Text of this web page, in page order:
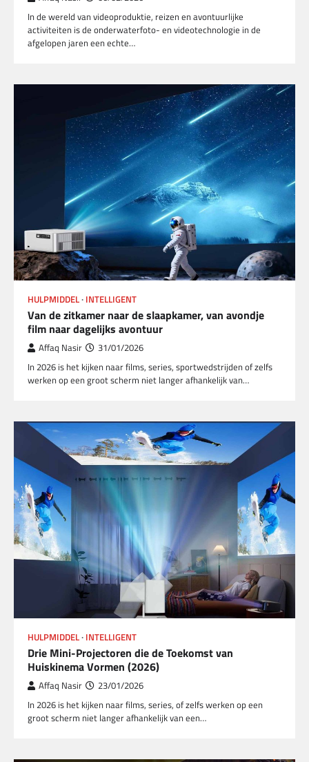
In de wereld van videoproduktie, reizen en avontuurlijke
activiteiten is de onderwaterfoto- en videotechnologie in de
afgelopen jaren een echte…
HULPMIDDEL INTELLIGENT
Van de zitkamer naar de slaapkamer, van avondje
film naar dagelijks avontuur
Affaq Nasir 31/01/2026
In 2026 is het kijken naar films, series, sportwedstrijden of zelfs
werken op een groot scherm niet langer afhankelijk van…
HULPMIDDEL INTELLIGENT
Drie Mini-Projectoren die de Toekomst van
Huiskinema Vormen (2026)
Affaq Nasir 23/01/2026
In 2026 is het kijken naar films, series, of zelfs werken op een
groot scherm niet langer afhankelijk van een…